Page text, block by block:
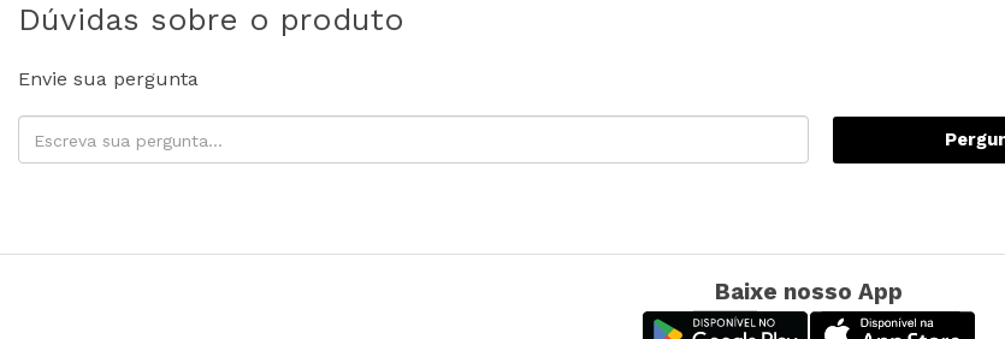
Dúvidas sobre o produto
Envie sua pergunta
Baixe nosso App